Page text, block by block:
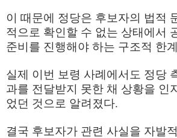
이 때문에 정당은 후보자의 법적
적으로 확인할 수 없는 상태에서
준비를 진행해야 하는 구조적 한
실제 이번 보령 사례에서도 정당
과를 전달받지 못한 채 상황을 인
었던 것으로 알려졌다.
결국 후보자가 관련 사실을 자발